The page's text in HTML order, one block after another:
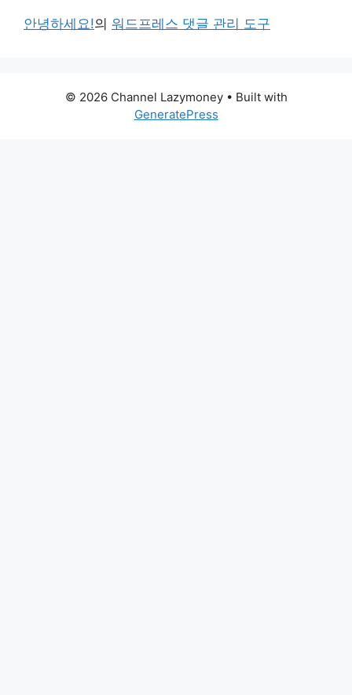
안녕하세요!의 워드프레스 댓글 관리 도구
© 2026 Channel Lazymoney• Built with
GeneratePress